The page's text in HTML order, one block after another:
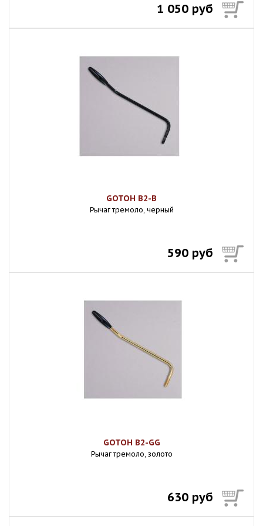
1 050 руб
GOTOH B2-B
Рычаг тремоло, черный
590 руб
GOTOH B2-GG
Рычаг тремоло, золото
630 руб